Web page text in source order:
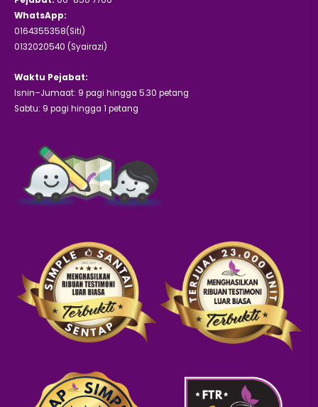
WhatsApp:
0164355358(Siti)
0132020540 (Syairazi)
Waktu Pejabat:
Isnin–Jumaat: 9 pagi hingga 5.30 petang
Sabtu: 9 pagi hingga 1 petang